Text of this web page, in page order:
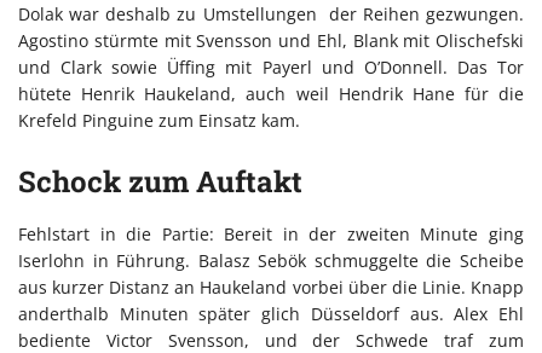
Dolak war deshalb zu Umstellungen der Reihen gezwungen.
Agostino stürmte mit Svensson und Ehl, Blank mit Olischefski
und Clark sowie Üffing mit Payerl und O’Donnell. Das Tor
hütete Henrik Haukeland, auch weil Hendrik Hane für die
Krefeld Pinguine zum Einsatz kam.
Schock zum Auftakt
Fehlstart in die Partie: Bereit in der zweiten Minute ging
Iserlohn in Führung. Balasz Sebök schmuggelte die Scheibe
aus kurzer Distanz an Haukeland vorbei über die Linie. Knapp
anderthalb Minuten später glich Düsseldorf aus. Alex Ehl
bediente Victor Svensson, und der Schwede traf zum